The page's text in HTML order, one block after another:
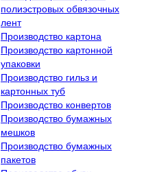
полиэстровых обвязочных
лент
Производство картона
Производство картонной
упаковки
Производство гильз и
картонных туб
Производство конвертов
Производство бумажных
мешков
Производство бумажных
пакетов